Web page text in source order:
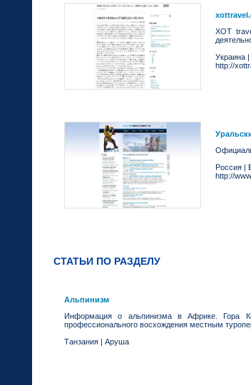
XOT
Украина |
http://
Россия |
http://
СТАТЬИ ПО РАЗДЕЛУ
Альпинизм
Информация о альпинизма в Африке. Гора
профессионального восхождения местным
Танзания | Аруша